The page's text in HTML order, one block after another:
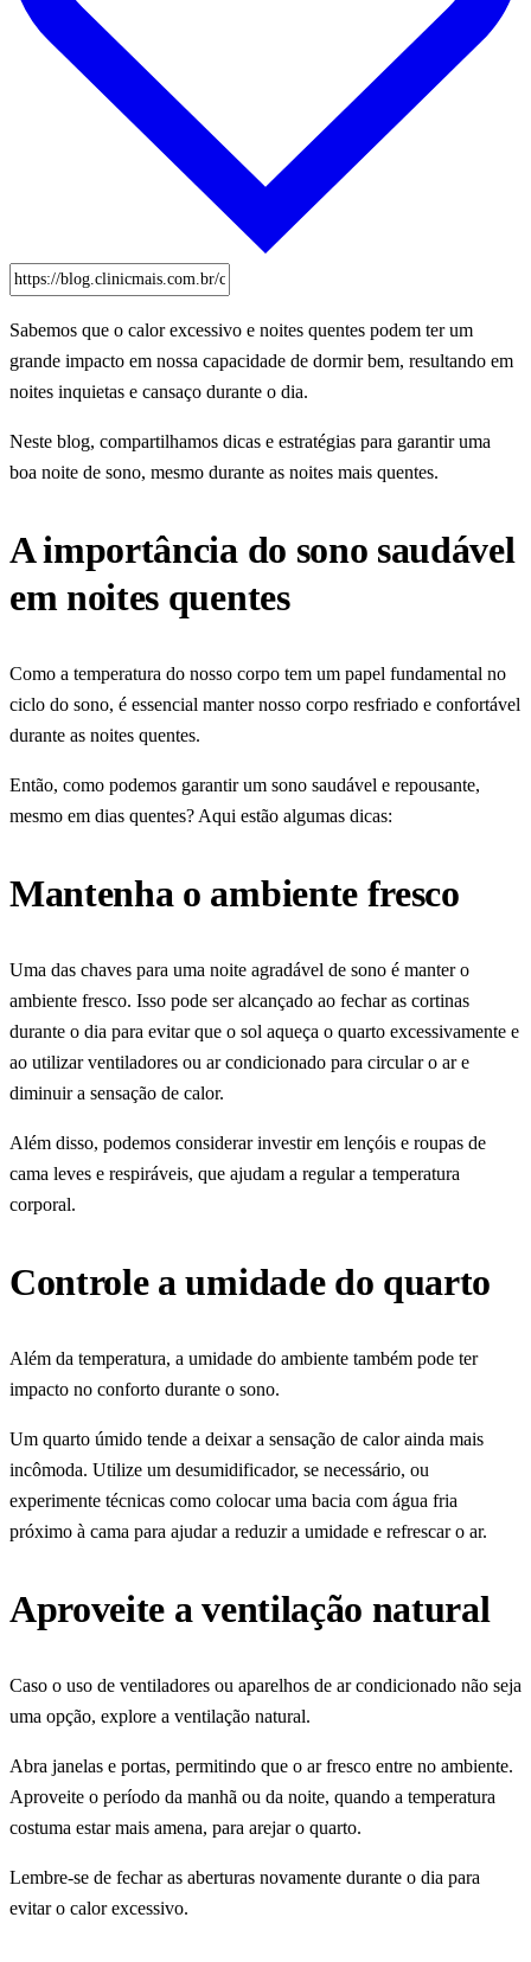
Sabemos que o calor excessivo e noites quentes podem ter um
grande impacto em nossa capacidade de dormir bem, resultando em
noites inquietas e cansaço durante o dia.
Neste blog, compartilhamos dicas e estratégias para garantir uma
boa noite de sono, mesmo durante as noites mais quentes.
A importância do sono saudável
em noites quentes
Como a temperatura do nosso corpo tem um papel fundamental no
ciclo do sono, é essencial manter nosso corpo resfriado e confortável
durante as noites quentes.
Então, como podemos garantir um sono saudável e repousante,
mesmo em dias quentes? Aqui estão algumas dicas:
Mantenha o ambiente fresco
Uma das chaves para uma noite agradável de sono é manter o
ambiente fresco. Isso pode ser alcançado ao fechar as cortinas
durante o dia para evitar que o sol aqueça o quarto excessivamente e
ao utilizar ventiladores ou ar condicionado para circular o ar e
diminuir a sensação de calor.
Além disso, podemos considerar investir em lençóis e roupas de
cama leves e respiráveis, que ajudam a regular a temperatura
corporal.
Controle a umidade do quarto
Além da temperatura, a umidade do ambiente também pode ter
impacto no conforto durante o sono.
Um quarto úmido tende a deixar a sensação de calor ainda mais
incômoda. Utilize um desumidificador, se necessário, ou
experimente técnicas como colocar uma bacia com água fria
próximo à cama para ajudar a reduzir a umidade e refrescar o ar.
Aproveite a ventilação natural
Caso o uso de ventiladores ou aparelhos de ar condicionado não seja
uma opção, explore a ventilação natural.
Abra janelas e portas, permitindo que o ar fresco entre no ambiente.
Aproveite o período da manhã ou da noite, quando a temperatura
costuma estar mais amena, para arejar o quarto.
Lembre-se de fechar as aberturas novamente durante o dia para
evitar o calor excessivo.